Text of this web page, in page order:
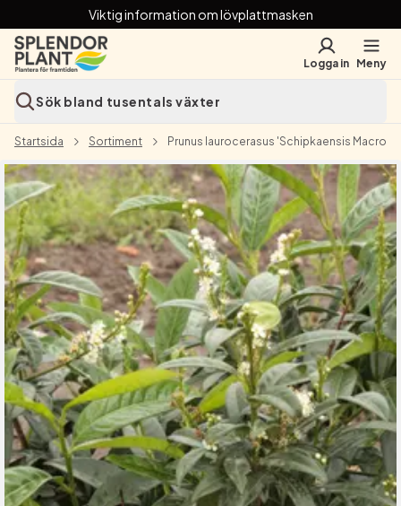
Viktig information om lövplattmasken
Logga in Meny
Sök bland tusentals växter
Startsida Sortiment Prunus laurocerasus 'Schipkaensis